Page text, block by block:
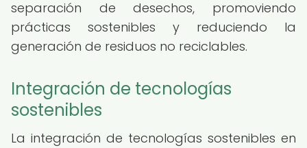
separación de desechos, promoviendo
prácticas sostenibles y reduciendo la
generación de residuos no reciclables.
Integración de tecnologías
sostenibles
La integración de tecnologías sostenibles en